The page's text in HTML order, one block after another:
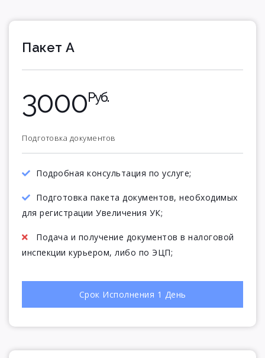
Пакет А
3000Руб.
Подготовка документов
Подробная консультация по услуге;
Подготовка пакета документов, необходимых
для регистрации Увеличения УК;
Подача и получение документов в налоговой
инспекции курьером, либо по ЭЦП;
Срок Исполнения 1 День